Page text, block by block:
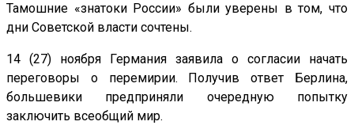
Тамошние «знатоки России» были уверены в том, что
дни Советской власти сочтены.
14 (27) ноября Германия заявила о согласии начать
переговоры о перемирии. Получив ответ Берлина,
большевики предприняли очередную попытку
заключить всеобщий мир.